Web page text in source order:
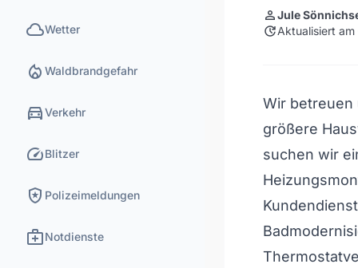
cloudWetter
local_fire_department Waldbrandgefahr
directions_carVerkehr
speedBlitzer
local_police Polizeimeldungen
medical_servicesNotdienste
personJule
updateAktualisiert
Wir betreuen
größere
suchen wir